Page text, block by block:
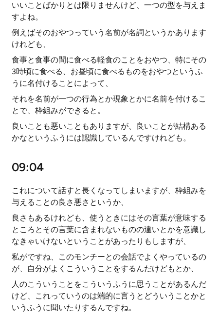
いいことばかりとは限りませんけど、一つの型を与えま
すよね。
例えばそのおやつっていう名前が名詞というかあります
けれども、
食事と食事の間に食べる軽食のことをおやつ、特にその
3時頃に食べる、お昼頃に食べるものをおやつというふ
うに名付けることによって、
それを名前が一つの行為とか現象とかに名前を付けるこ
とで、枠組みができると。
良いことも悪いこともありますが、良いことが結構ある
かなというふうには認識しているんですけれども。
09:04
これについて話すと長くなってしまいますが、枠組みを
与えることの良さ悪さというか、
良さもあるけれども、使うときにはその言葉が意味する
ところとその言葉に含まれないものの違いとかを意識し
なきゃいけないということがあったりもしますが、
私がですね、このモンチーとの会話でよくやっているの
が、自分がよくこういうことをするんだけどもとか、
人のこういうことをこういうふうに思うことがあるんだ
けど、これっていうのは端的に言うとどういうことかと
いうふうに聞いたりするんですね。